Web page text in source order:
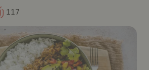
117